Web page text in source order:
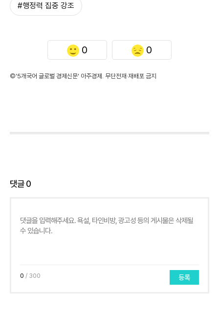
#행정력 집중 강조
0 0
©'5개국어 글로벌 경제신문' 아주경제. 무단전재·재배포 금지
댓글0
0 / 300 등록